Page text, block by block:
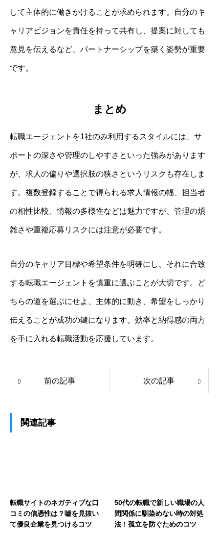
して主体的に働きかけることが求められます。自分のキ
ャリアビジョンを責任を持って共有し、提案に対しても
意見を伝えるなど、パートナーシップを築く姿勢が重要
です。
まとめ
転職エージェントを1社のみ利用するスタイルには、サ
ポートの深さや管理のしやすさといった強みがあります
が、求人の偏りや選択肢の狭さというリスクも存在しま
す。複数登録することで得られる求人情報の幅、担当者
の相性比較、情報の多様性などは魅力ですが、管理の煩
雑さや重複応募リスクには注意が必要です。
自分のキャリア目標や希望条件を明確にし、それに合致
する転職エージェントを慎重に選ぶことが大切です。ど
ちらの道を選ぶにせよ、主体的に動き、希望をしっかり
伝えることが成功の鍵になります。効率と納得感の両方
を手に入れる転職活動を応援しています。
前の記事 次の記事
関連記事
転職サイトのネガティブな口
コミの信憑性は？嘘を見抜い
て優良企業を見つけるコツ
50代の転職で新しい職場の人
間関係に馴染めない時の対処
法！孤立を防ぐためのコツ